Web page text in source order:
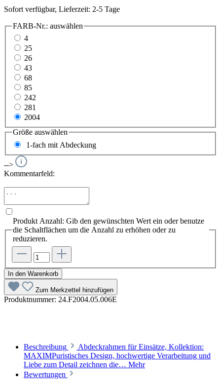
Sofort verfügbar, Lieferzeit: 2-5 Tage
FARB-Nr.: auswählen
4
25
26
43
68
85
242
281
2004
Größe auswählen
1-fach mit Abdeckung
-->
Kommentarfeld:
Produkt Anzahl: Gib den gewünschten Wert ein oder benutze
die Schaltflächen um die Anzahl zu erhöhen oder zu
reduzieren.
In den Warenkorb
Zum Merkzettel hinzufügen
Produktnummer: 24.F2004.05.006E
Beschreibung
Abdeckrahmen für Einsätze, Kollektion:
MAXIMPuristisches Design, hochwertige Verarbeitung und
Liebe zum Detail zeichnen die… Mehr
Bewertungen